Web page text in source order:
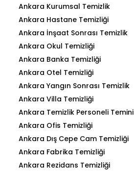
Ankara Kurumsal Temizlik
Ankara Hastane Temizliği
Ankara İnşaat Sonrası Temizlik
Ankara Okul Temizliği
Ankara Banka Temizliği
Ankara Otel Temizliği
Ankara Yangın Sonrası Temizlik
Ankara Villa Temizliği
Ankara Temizlik Personeli Temini
Ankara Ofis Temizliği
Ankara Dış Cepe Cam Temizliği
Ankara Fabrika Temizliği
Ankara Rezidans Temizliği